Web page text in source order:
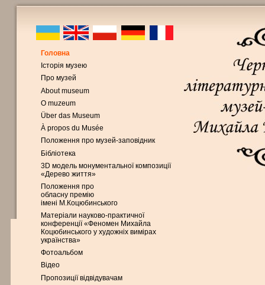
Головна
Історія музею
Про музей
About museum
O muzeum
Über das Museum
À propos du Musée
Положення про музей-заповідник
Бібліотека
3D модель монументальної композиції
«Дерево життя»
Положення про
обласну премію
імені М.Коцюбинського
Матеріали науково-практичної
конференції «Феномен Михайла
Коцюбинського у художніх вимірах
українства»
Фотоальбом
Відео
Пропозиції відвідувачам